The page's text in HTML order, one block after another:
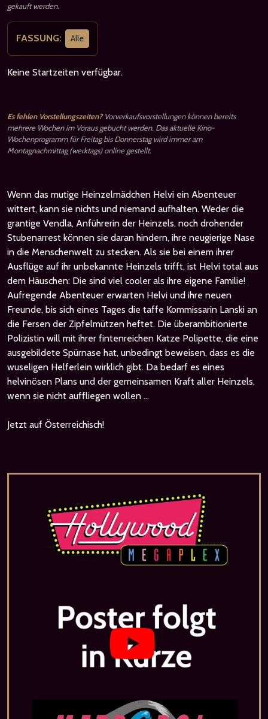
gekauft werden.
FASSUNG: Alle
Keine Startzeiten verfügbar.
Es fehlen Vorstellungszeiten?Vorverkaufsvorstellungen können bereits
mehrere Wochen im Voraus gebucht werden. Das aktuelle Kino-
Wochenprogramm für Freitag bis Donnerstag wird immer am
Montagnachmittag (werktags) online gestellt.
Wenn das mutige Heinzelmädchen Helvi ein Abenteuer
wittert, kann sie nichts und niemand aufhalten. Weder die
grantige Vendla, Anführerin der Heinzels, noch drohender
Stubenarrest können sie daran hindern, ihre neugierige Nase
in die Menschenwelt zu stecken. Als sie bei einem ihrer
Ausflüge auf ihr unbekannte Heinzels trifft, ist Helvi total aus
dem Häuschen: Die sind viel cooler als ihre eigene Familie!
Aufregende Abenteuer erwarten Helvi und ihre neuen
Freunde, bis sich eines Tages die taffe Kommissarin Lanski an
die Fersen der Zipfelmützen heftet. Die überambitionierte
Polizistin will mit ihrer fintenreichen Katze Polipette, die eine
ausgebildete Spürnase hat, unbedingt beweisen, dass es die
wuseligen Helferlein wirklich gibt. Da bedarf es eines
helvinösen Plans und der gemeinsamen Kraft aller Heinzels,
wenn sie nicht auffliegen wollen ...
Jetzt auf Österreichisch!